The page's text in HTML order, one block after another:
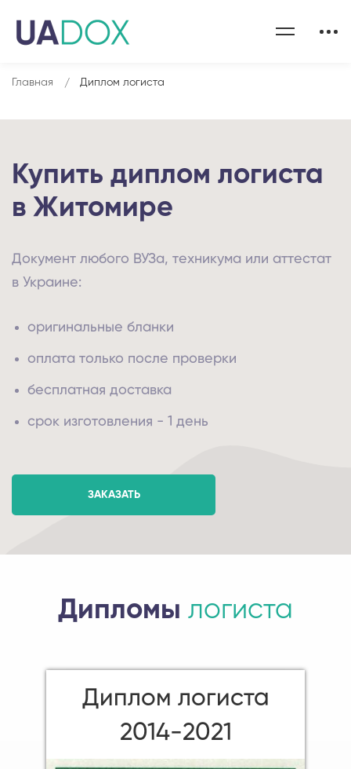
Главная Диплом логиста
Купить диплом логиста
в Житомире
Документ любого ВУЗа, техникума или аттестат
в Украине:
оригинальные бланки
оплата только после проверки
бесплатная доставка
срок изготовления - 1 день
ЗАКАЗАТЬ
Дипломы логиста
Диплом логиста
2014-2021